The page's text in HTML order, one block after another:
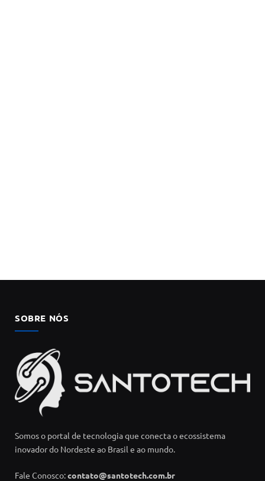
SOBRE NÓS
Somos o portal de tecnologia que conecta o ecossistema
inovador do Nordeste ao Brasil e ao mundo.
Fale Conosco:contato@santotech.com.br